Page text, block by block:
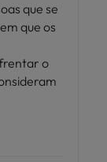
que se
que os
o